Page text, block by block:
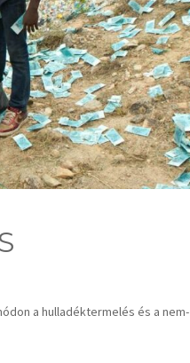
a hulladéktermelés és a nem-